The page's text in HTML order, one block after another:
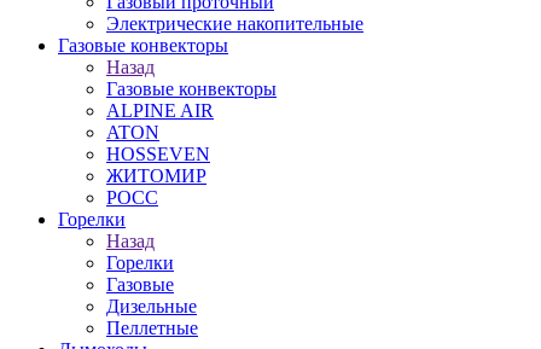
Электрические накопительные
Газовые конвекторы
Назад
Газовые конвекторы
ALPINE AIR
ATON
HOSSEVEN
ЖИТОМИР
РОСС
Горелки
Назад
Горелки
Газовые
Дизельные
Пеллетные